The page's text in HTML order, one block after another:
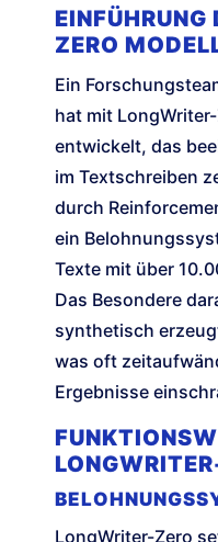
EINFÜHRUNG
ZERO
Ein
hat mit
entwickelt, das
im Textschreiben
durch
ein
Texte mit über
Das Besondere
synthetisch
was oft
Ergebnisse
LongWriter-Zero